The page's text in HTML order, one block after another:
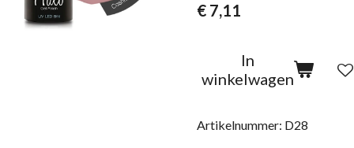
€ 7,11
In
winkelwagen
Artikelnummer: D28